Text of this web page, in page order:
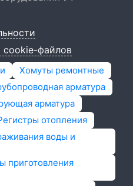
cookie-файлов
Хомуты ремонтные
арматура
арматура
отопления
воды и
приготовления